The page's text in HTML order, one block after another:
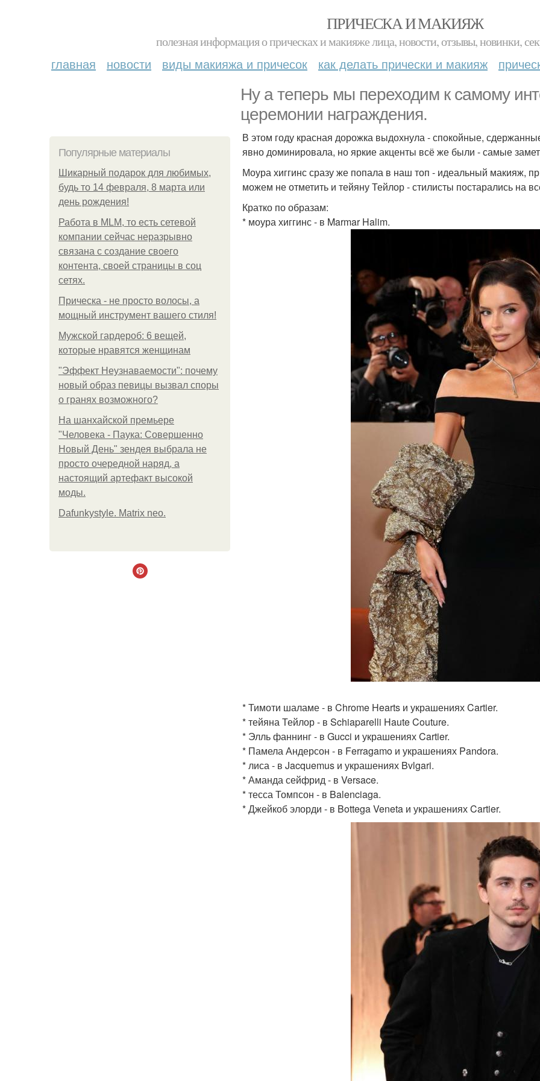
ПРИЧЕСКА И МАКИЯЖ
полезная информация о прическах и макияже лица, новости, отзывы, новинки,
главная новости виды макияжа и причесок как делать прически и макияж
Ну а теперь мы переходим к самому
церемонии награждения.
Популярные материалы
Шикарный подарок для любимых,
будь то 14 февраля, 8 марта или
день рождения!
Работа в MLM, то есть сетевой
компании сейчас неразрывно
связана с создание своего
контента, своей страницы в соц
сетях.
Прическа - не просто волосы, а
мощный инструмент вашего стиля!
Мужской гардероб: 6 вещей,
которые нравятся женщинам
"Эффект Неузнаваемости": почему
новый образ певицы вызвал споры
о гранях возможного?
На шанхайской премьере
"Человека - Паука: Совершенно
Новый День" зендея выбрала не
просто очередной наряд, а
настоящий артефакт высокой
моды.
Dafunkystyle. Matrix neo.
В этом году красная дорожка выдохнула - спокойные,
явно доминировала, но яркие акценты всё же были - самые
Моура хиггинс сразу же попала в наш топ - идеальный макияж,
можем не отметить и тейяну Тейлор - стилисты постарались на
Кратко по образам:
* моура хиггинс - в Marmar Halim.
* Тимоти шаламе - в Chrome Hearts и украшениях Cartier.
* тейяна Тейлор - в Schiaparelli Haute Couture.
* Элль фаннинг - в Gucci и украшениях Cartier.
* Памела Андерсон - в Ferragamo и украшениях Pandora.
* лиса - в Jacquemus и украшениях Bvlgari.
* Аманда сейфрид - в Versace.
* тесса Томпсон - в Balenciaga.
* Джейкоб элорди - в Bottega Veneta и украшениях Cartier.